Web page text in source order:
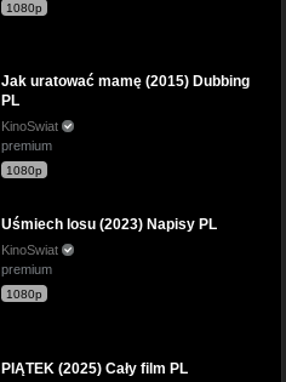
1080p
Jak uratować mamę (2015) Dubbing
PL
KinoSwiat
premium
1080p
Uśmiech losu (2023) Napisy PL
KinoSwiat
premium
1080p
PIĄTEK (2025) Cały film PL